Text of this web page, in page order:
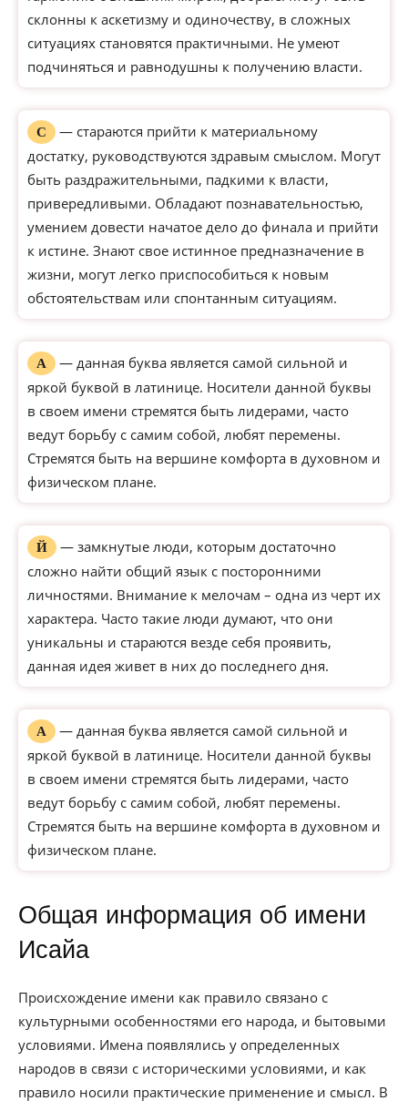
склонны к аскетизму и одиночеству, в сложных
ситуациях становятся практичными. Не умеют
подчиняться и равнодушны к получению власти.
С
— стараются прийти к материальному
достатку, руководствуются здравым смыслом. Могут
быть раздражительными, падкими к власти,
привередливыми. Обладают познавательностью,
умением довести начатое дело до финала и прийти
к истине. Знают свое истинное предназначение в
жизни, могут легко приспособиться к новым
обстоятельствам или спонтанным ситуациям.
А
— данная буква является самой сильной и
яркой буквой в латинице. Носители данной буквы
в своем имени стремятся быть лидерами, часто
ведут борьбу с самим собой, любят перемены.
Стремятся быть на вершине комфорта в духовном и
физическом плане.
Й
— замкнутые люди, которым достаточно
сложно найти общий язык с посторонними
личностями. Внимание к мелочам – одна из черт их
характера. Часто такие люди думают, что они
уникальны и стараются везде себя проявить,
данная идея живет в них до последнего дня.
А
— данная буква является самой сильной и
яркой буквой в латинице. Носители данной буквы
в своем имени стремятся быть лидерами, часто
ведут борьбу с самим собой, любят перемены.
Стремятся быть на вершине комфорта в духовном и
физическом плане.
Общая информация об имени
Исайа
Происхождение имени как правило связано с
культурными особенностями его народа, и бытовыми
условиями. Имена появлялись у определенных
народов в связи с историческими условиями, и как
правило носили практические применение и смысл. В